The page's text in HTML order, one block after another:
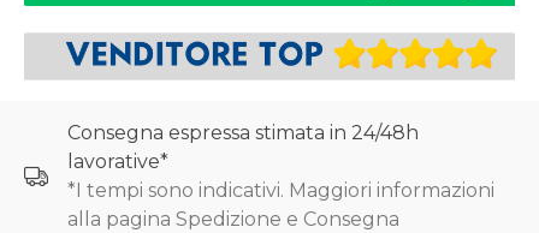
Consegna espressa stimata in 24/48h
lavorative*
*I tempi sono indicativi. Maggiori informazioni
alla pagina Spedizione e Consegna